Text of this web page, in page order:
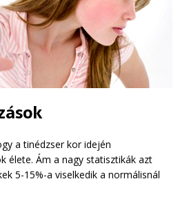
a tinédzser kor idején
élete. Ám a nagy statisztikák azt
5-15%-a viselkedik a normálisnál